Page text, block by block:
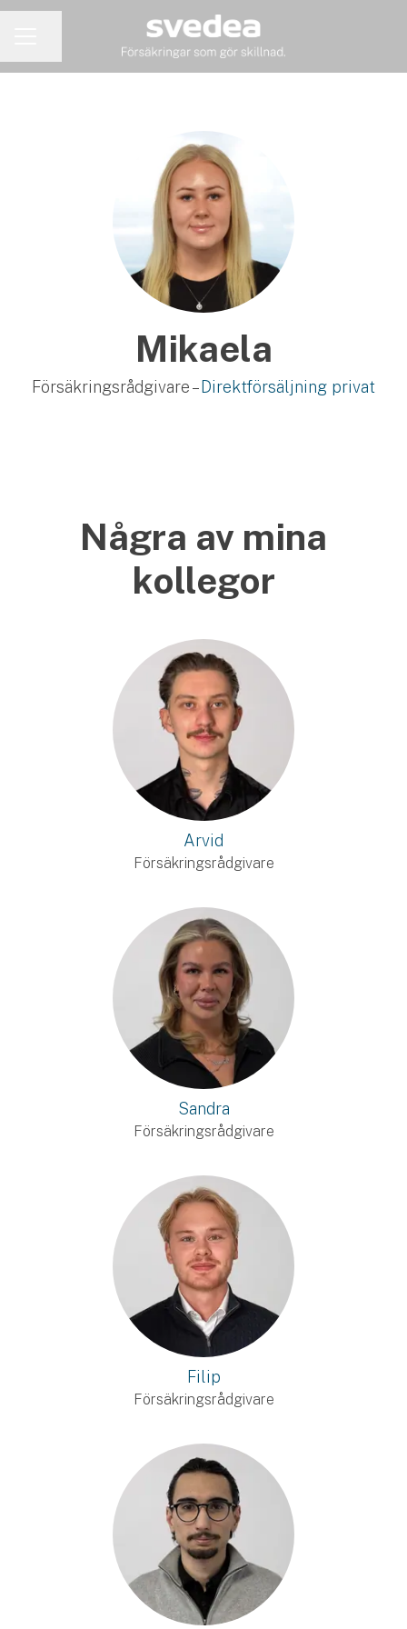
Mikaela
Försäkringsrådgivare – Direktförsäljning privat
Några av mina
kollegor
Arvid
Försäkringsrådgivare
Sandra
Försäkringsrådgivare
Filip
Försäkringsrådgivare